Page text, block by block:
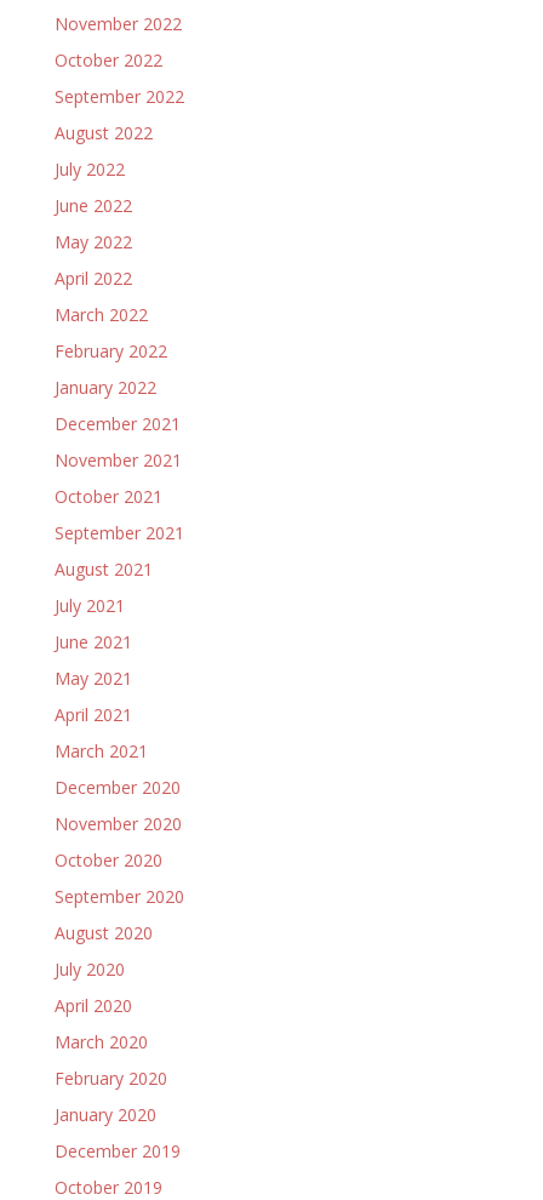
November 2022
October 2022
September 2022
August 2022
July 2022
June 2022
May 2022
April 2022
March 2022
February 2022
January 2022
December 2021
November 2021
October 2021
September 2021
August 2021
July 2021
June 2021
May 2021
April 2021
March 2021
December 2020
November 2020
October 2020
September 2020
August 2020
July 2020
April 2020
March 2020
February 2020
January 2020
December 2019
October 2019